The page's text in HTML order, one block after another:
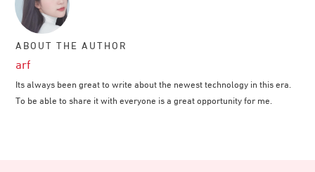
ABOUT THE AUTHOR
arf
Its always been great to write about the newest technology in this era.
To be able to share it with everyone is a great opportunity for me.